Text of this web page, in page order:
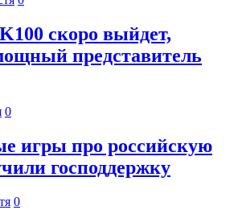
скоро выйдет,
представитель
0
игры про российскую
господдержку
0